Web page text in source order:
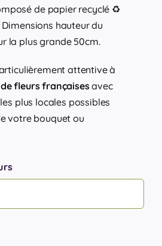
de papier recyclé ♻️
hauteur du
la plus grande 50cm.
attentive à
de fleurs françaisesavec
plus locales possibles
votre bouquet ou